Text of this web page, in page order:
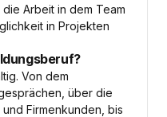
Arbeit in dem Team
in Projekten
Von dem
über die
Firmenkunden, bis